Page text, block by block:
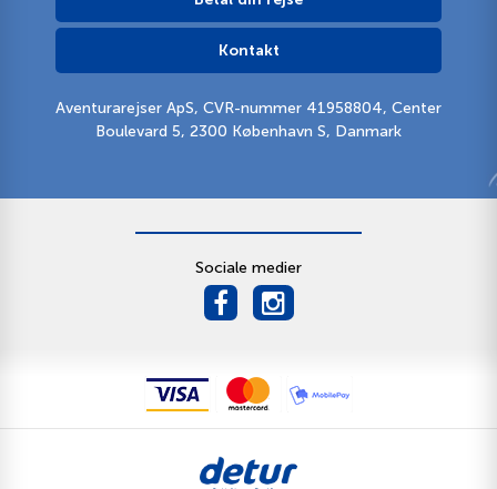
Kontakt
Aventurarejser ApS, CVR-nummer 41958804, Center
Boulevard 5, 2300 København S, Danmark
Sociale medier